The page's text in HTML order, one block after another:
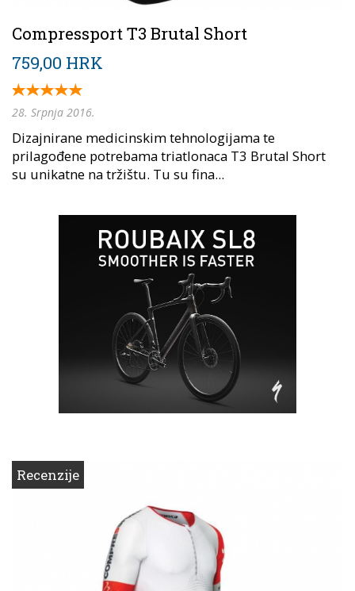
Compressport T3 Brutal Short
759,00 HRK
28. Srpnja 2016.
Dizajnirane medicinskim tehnologijama te
prilagođene potrebama triatlonaca T3 Brutal Short
su unikatne na tržištu. Tu su fina...
Recenzije